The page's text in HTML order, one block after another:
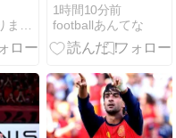
タル・パレ
ス、守備陣崩
壊してるやん
1時間10分前
footballあんてな